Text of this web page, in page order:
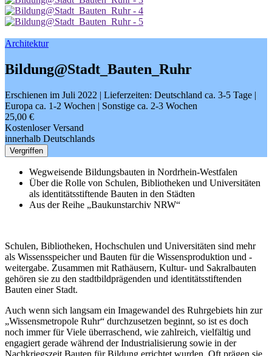
Architektur
Bildung@Stadt_Bauten_Ruhr
Erschienen im Juli 2022 | Lieferzeiten: Deutschland ca. 3-5 Tage |
Europa ca. 1-2 Wochen | Sonstige ca. 2-3 Wochen
25,00 €
Kostenloser Versand
innerhalb Deutschlands
Vergriffen
Wegweisende Bildungsbauten in Nordrhein-Westfalen
Über die Rolle von Schulen, Bibliotheken und Universitäten
als identitätsstiftende Bauten in den Städten
Aus der Reihe „Baukunstarchiv NRW“
Schulen, Bibliotheken, Hochschulen und Universitäten sind mehr
als Wissensspeicher und Bauten für die Wissensproduktion und -
weitergabe. Zusammen mit Rathäusern, Kultur- und Sakralbauten
gehören sie zu den stadtbildprägenden und identitätsstiftenden
Bauten einer Stadt.
Auch wenn sich langsam ein Imagewandel des Ruhrgebiets hin zur
„Wissensmetropole Ruhr“ durchzusetzen beginnt, so ist es doch
noch immer für Viele überraschend, wie zahlreich, vielfältig und
engagiert gerade während der Industrialisierung sowie in der
Nachkriegszeit Bauten für Bildung errichtet wurden. Oft prägen sie